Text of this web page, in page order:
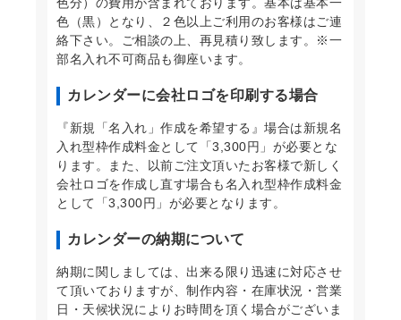
色分）の費用が含まれております。基本は基本一
色（黒）となり、２色以上ご利用のお客様はご連
絡下さい。ご相談の上、再見積り致します。※一
部名入れ不可商品も御座います。
カレンダーに会社ロゴを印刷する場合
『新規「名入れ」作成を希望する』場合は新規名
入れ型枠作成料金として「3,300円」が必要とな
ります。また、以前ご注文頂いたお客様で新しく
会社ロゴを作成し直す場合も名入れ型枠作成料金
として「3,300円」が必要となります。
カレンダーの納期について
納期に関しましては、出来る限り迅速に対応させ
て頂いておりますが、制作内容・在庫状況・営業
日・天候状況によりお時間を頂く場合がございま